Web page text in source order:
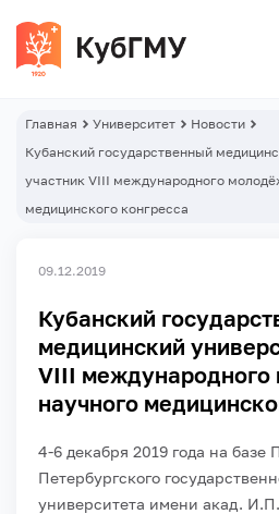
Главная Университет
Новости
Кубанский государственный
участник VIII международного
медицинского конгресса
09.12.2019
Кубанский
медицинский
VIII международного
научного
4-6 декабря 2019 года на базе
Петербургского
университета имени акад.